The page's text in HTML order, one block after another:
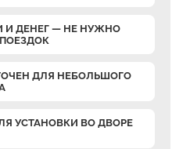
И ДЕНЕГ — НЕ НУЖНО
ДЛЯ НЕБОЛЬШОГО
УСТАНОВКИ ВО ДВОРЕ